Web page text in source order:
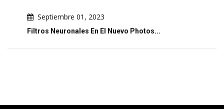
Septiembre 01, 2023
Filtros Neuronales En El Nuevo Photos...